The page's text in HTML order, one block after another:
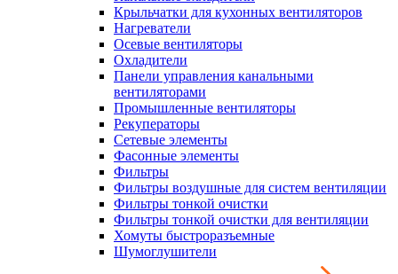
Крыльчатки для кухонных вентиляторов
Нагреватели
Осевые вентиляторы
Охладители
Панели управления канальными
вентиляторами
Промышленные вентиляторы
Рекуператоры
Сетевые элементы
Фасонные элементы
Фильтры
Фильтры воздушные для систем вентиляции
Фильтры тонкой очистки
Фильтры тонкой очистки для вентиляции
Хомуты быстроразъемные
Шумоглушители